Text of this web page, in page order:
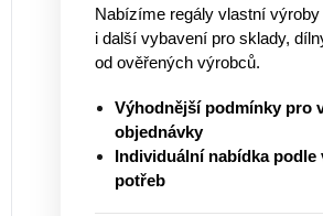
Nabízíme regály vlastní výroby
i další vybavení pro sklady,
od ověřených výrobců.
Výhodnější podmínky pro
objednávky
Individuální nabídka podle
potřeb